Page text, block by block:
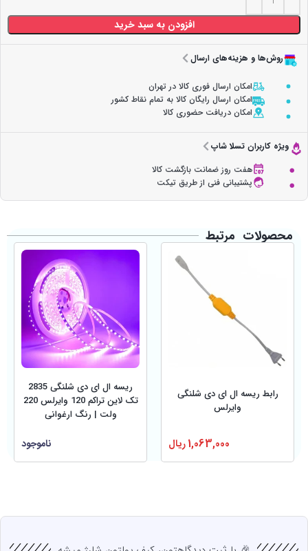
افزودن به سبد خرید
روش‌ها و هزینه‌های ارسال
امکان ارسال فوری کالا در تهران
امکان ارسال رایگان کالا به تمام نقاط کشور
امکان دریافت حضوری کالا
ویژه کاربران تسلا شاپ
هفت روز ضمانت بازگشت کالا
پشتیبانی فنی از طریق تیکت
محصولات مرتبط
رابط ریسه ال ای دی شلنگی
وایرلس
1,063,000ریال
ریسه ال ای دی شلنگی 2835
تک لاین تراکم 120 وایرلس 220
ولت | رنگ ارغوانی
ناموجود